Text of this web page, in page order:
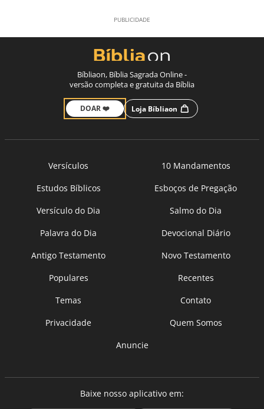
Bíbliaon, Bíblia Sagrada Online -
versão completa e gratuita da Bíblia
DOAR ❤️ Loja Bíbliaon
Versículos
10 Mandamentos
Estudos Bíblicos
Esboços de Pregação
Versículo do Dia
Salmo do Dia
Palavra do Dia
Devocional Diário
Antigo Testamento
Novo Testamento
Populares
Recentes
Temas
Contato
Privacidade
Quem Somos
Anuncie
Baixe nosso aplicativo em: